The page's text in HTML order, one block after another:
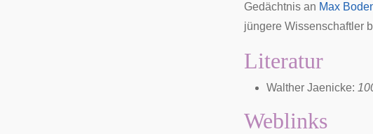
Gedächtnis an Max
jüngere Wissenschaftler
Literatur
Walther Jaenicke:
Weblinks